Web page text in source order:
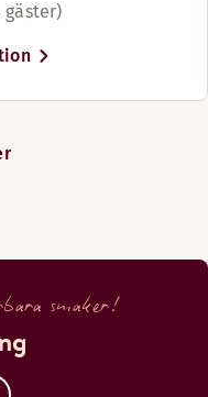
gäster)
smaker!